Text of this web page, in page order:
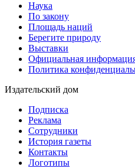
Наука
По закону
Площадь наций
Берегите природу
Выставки
Официальная
Политика
Издательский дом
Подписка
Реклама
Сотрудники
История газеты
Контакты
Логотипы